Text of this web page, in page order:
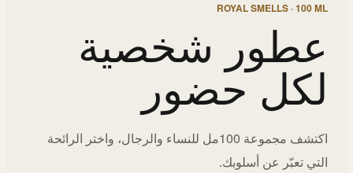
ROYAL SMELLS · 100 ML
عطور شخصية
لكل حضور
اكتشف مجموعة 100مل للنساء والرجال، واختر الرائحة
التي تعبّر عن أسلوبك.